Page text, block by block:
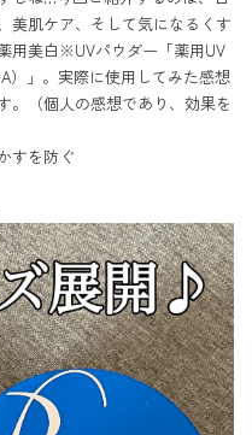
美肌ケア、そして気になるくす
用美白※UVパウダー「薬用UV
）」。実際に使用してみた感想
。（個人の感想であり、効果を
すを防ぐ